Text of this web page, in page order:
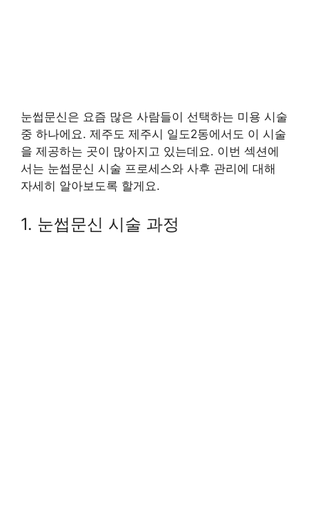
눈썹문신은 요즘 많은 사람들이 선택하는 미용 시술
중 하나에요. 제주도 제주시 일도2동에서도 이 시술
을 제공하는 곳이 많아지고 있는데요. 이번 섹션에
서는 눈썹문신 시술 프로세스와 사후 관리에 대해
자세히 알아보도록 할게요.
1. 눈썹문신 시술 과정